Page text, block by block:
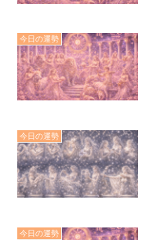
今日の運勢
今日の運勢
今日の運勢